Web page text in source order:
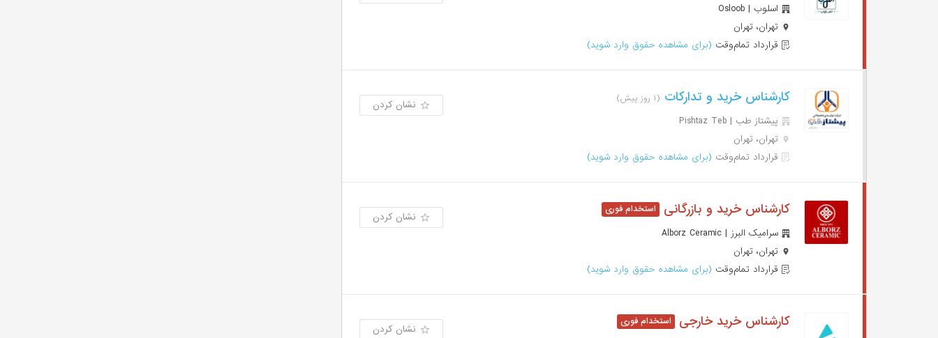
اسلوب | Osloob
تهران، تهران
قرارداد تمام‌وقت (برای مشاهده حقوق وارد شوید)
کارشناس خرید و تدارکات (۱ روز پیش)
پیشتاز طب | Pishtaz Teb
تهران، تهران
قرارداد تمام‌وقت (برای مشاهده حقوق وارد شوید)
نشان کردن
کارشناس خرید و بازرگانی
سرامیک البرز | Alborz Ceramic
تهران، تهران
قرارداد تمام‌وقت (برای مشاهده حقوق وارد شوید)
نشان کردن
کارشناس خرید خارجی نشان کردن